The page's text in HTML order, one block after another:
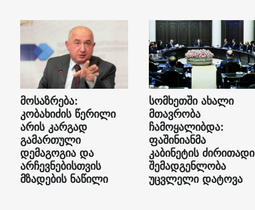
მოსაზრება:
კობახიძის წერილი
არის კარგად
გამართული
დემაგოგია და
არჩევნებისთვის
მზადების ნაწილი
სომხეთში ახალი
მთავრობა
ჩამოყალიბდა:
ფაშინიანმა
კაბინეტის ძირითადი
შემადგენლობა
უცვლელი დატოვა